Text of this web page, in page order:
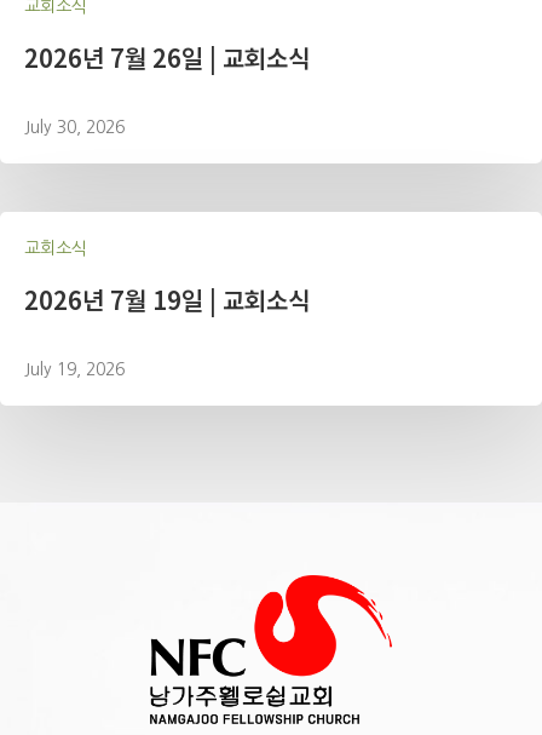
교회소식
2026년 7월 26일 | 교회소식
July 30, 2026
교회소식
2026년 7월 19일 | 교회소식
July 19, 2026